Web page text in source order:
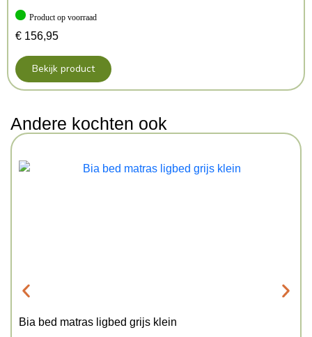
Product op voorraad
€ 156,95
Bekijk product
Andere kochten ook
Bia bed matras ligbed grijs klein